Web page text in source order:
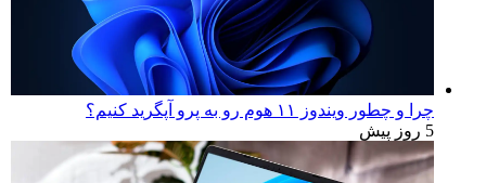
چرا و چطور ویندوز ۱۱ هوم رو به پرو آپگرید کنیم؟
5 روز پیش